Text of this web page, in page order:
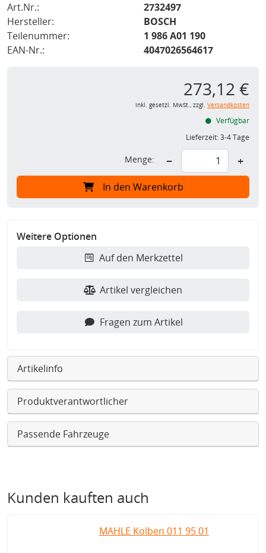
Art.Nr.:
2732497
Hersteller:
BOSCH
Teilenummer:
1 986 A01 190
EAN-Nr.:
4047026564617
273,12 €
inkl. gesetzl. MwSt., zzgl. Versandkosten
Verfügbar
Lieferzeit:3-4 Tage
Menge: − +
In den Warenkorb
Weitere Optionen
Auf den Merkzettel
Artikel vergleichen
Fragen zum Artikel
Artikelinfo
Produktverantwortlicher
Passende Fahrzeuge
Kunden kauften auch
MAHLE Kolben 011 95 01